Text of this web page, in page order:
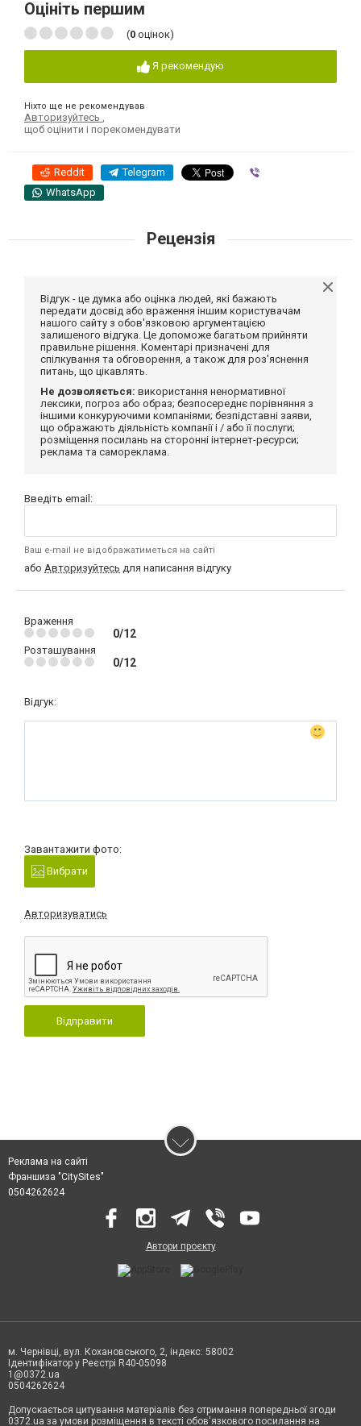
Оцініть першим
(0 оцінок)
Я рекомендую
Ніхто ще не рекомендував
Авторизуйтесь
щоб оцінити і порекомендувати
Reddit Telegram
WhatsApp
Рецензія
Відгук - це думка або оцінка людей, які бажають
передати досвід або враження іншим користувачам
нашого сайту з обов'язковою аргументацією
залишеного відгука. Це допоможе багатьом прийняти
правильне рішення. Коментарі призначені для
спілкування та обговорення, а також для роз'яснення
питань, що цікавлять.
Не дозволяється: використання ненормативної
лексики, погроз або образ; безпосереднє порівняння з
іншими конкуруючими компаніями; безпідставні заяви,
що ображають діяльність компанії і / або її послуги;
розміщення посилань на сторонні інтернет-ресурси;
реклама та самореклама.
Введіть email:
Ваш e-mail не відображатиметься на сайті
або Авторизуйтесь для написання відгуку
Враження
0/12
Розташування
0/12
Відгук:
Завантажити фото:
Вибрати
Авторизуватись
Відправити
Реклама на сайті
Франшиза "CitySites"
0504262624
Автори проєкту
м. Чернівці, вул. Кохановського, 2, індекс: 58002
Ідентифікатор у Реєстрі R40-05098
1@0372.ua
0504262624
Допускається цитування матеріалів без отримання попередньої згоди
0372.ua за умови розміщення в тексті обов'язкового посилання на